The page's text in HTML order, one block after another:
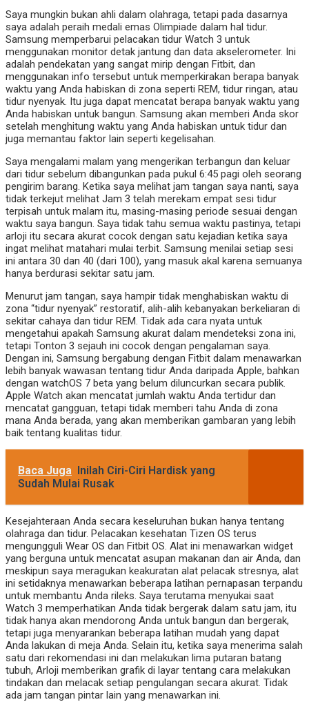
Saya mungkin bukan ahli dalam olahraga, tetapi pada dasarnya
saya adalah peraih medali emas Olimpiade dalam hal tidur.
Samsung memperbarui pelacakan tidur Watch 3 untuk
menggunakan monitor detak jantung dan data akselerometer. Ini
adalah pendekatan yang sangat mirip dengan Fitbit, dan
menggunakan info tersebut untuk memperkirakan berapa banyak
waktu yang Anda habiskan di zona seperti REM, tidur ringan, atau
tidur nyenyak. Itu juga dapat mencatat berapa banyak waktu yang
Anda habiskan untuk bangun. Samsung akan memberi Anda skor
setelah menghitung waktu yang Anda habiskan untuk tidur dan
juga memantau faktor lain seperti kegelisahan.
Saya mengalami malam yang mengerikan terbangun dan keluar
dari tidur sebelum dibangunkan pada pukul 6:45 pagi oleh seorang
pengirim barang. Ketika saya melihat jam tangan saya nanti, saya
tidak terkejut melihat Jam 3 telah merekam empat sesi tidur
terpisah untuk malam itu, masing-masing periode sesuai dengan
waktu saya bangun. Saya tidak tahu semua waktu pastinya, tetapi
arloji itu secara akurat cocok dengan satu kejadian ketika saya
ingat melihat matahari mulai terbit. Samsung menilai setiap sesi
ini antara 30 dan 40 (dari 100), yang masuk akal karena semuanya
hanya berdurasi sekitar satu jam.
Menurut jam tangan, saya hampir tidak menghabiskan waktu di
zona “tidur nyenyak” restoratif, alih-alih kebanyakan berkeliaran di
sekitar cahaya dan tidur REM. Tidak ada cara nyata untuk
mengetahui apakah Samsung akurat dalam mendeteksi zona ini,
tetapi Tonton 3 sejauh ini cocok dengan pengalaman saya.
Dengan ini, Samsung bergabung dengan Fitbit dalam menawarkan
lebih banyak wawasan tentang tidur Anda daripada Apple, bahkan
dengan watchOS 7 beta yang belum diluncurkan secara publik.
Apple Watch akan mencatat jumlah waktu Anda tertidur dan
mencatat gangguan, tetapi tidak memberi tahu Anda di zona
mana Anda berada, yang akan memberikan gambaran yang lebih
baik tentang kualitas tidur.
Baca Juga
Inilah Ciri-Ciri Hardisk yang
Sudah Mulai Rusak
Kesejahteraan Anda secara keseluruhan bukan hanya tentang
olahraga dan tidur. Pelacakan kesehatan Tizen OS terus
mengungguli Wear OS dan Fitbit OS. Alat ini menawarkan widget
yang berguna untuk mencatat asupan makanan dan air Anda, dan
meskipun saya meragukan keakuratan alat pelacak stresnya, alat
ini setidaknya menawarkan beberapa latihan pernapasan terpandu
untuk membantu Anda rileks. Saya terutama menyukai saat
Watch 3 memperhatikan Anda tidak bergerak dalam satu jam, itu
tidak hanya akan mendorong Anda untuk bangun dan bergerak,
tetapi juga menyarankan beberapa latihan mudah yang dapat
Anda lakukan di meja Anda. Selain itu, ketika saya menerima salah
satu dari rekomendasi ini dan melakukan lima putaran batang
tubuh, Arloji memberikan grafik di layar tentang cara melakukan
tindakan dan melacak setiap pengulangan secara akurat. Tidak
ada jam tangan pintar lain yang menawarkan ini.